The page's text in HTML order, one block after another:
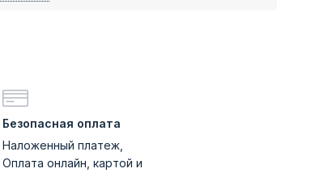
Безопасная оплата
Наложенный платеж,
Оплата онлайн, картой и